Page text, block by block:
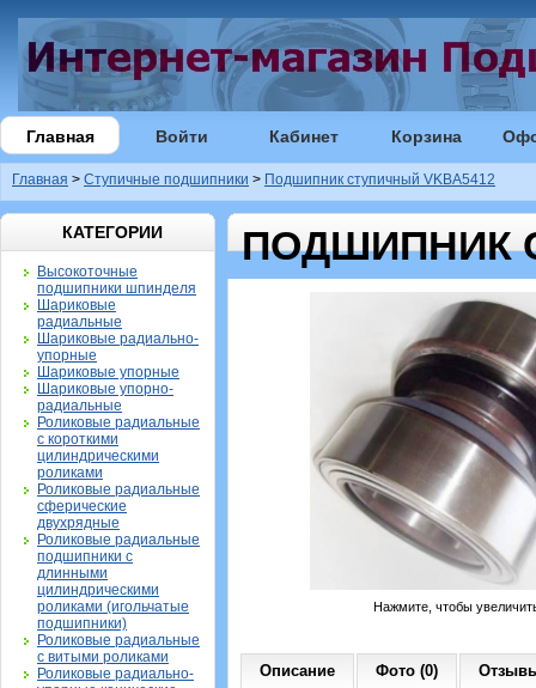
Главная Войти Кабинет Корзина
Главная > Ступичные подшипники > Подшипник ступичный VKBA5412
КАТЕГОРИИ
Высокоточные
подшипники шпинделя
Шариковые
радиальные
Шариковые радиально-
упорные
Шариковые упорные
Шариковые упорно-
радиальные
Роликовые радиальные
с короткими
цилиндрическими
роликами
Роликовые радиальные
сферические
двухрядные
Роликовые радиальные
подшипники с
длинными
цилиндрическими
роликами (игольчатые
подшипники)
Роликовые радиальные
с витыми роликами
Роликовые радиально-
ПОДШИПНИК
Нажмите, чтобы
Описание Фото (0)